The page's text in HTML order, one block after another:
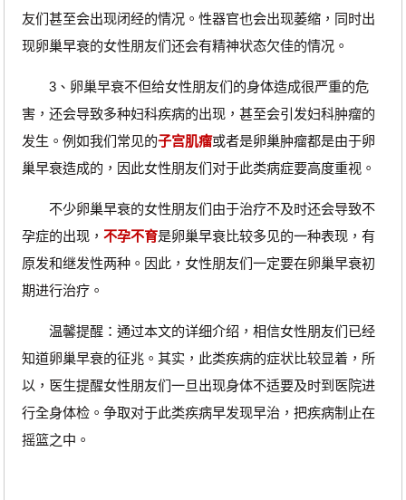
友们甚至会出现闭经的情况。性器官也会出现萎缩，同时出
现卵巢早衰的女性朋友们还会有精神状态欠佳的情况。
3、卵巢早衰不但给女性朋友们的身体造成很严重的危
害，还会导致多种妇科疾病的出现，甚至会引发妇科肿瘤的
发生。例如我们常见的子宫肌瘤或者是卵巢肿瘤都是由于卵
巢早衰造成的，因此女性朋友们对于此类病症要高度重视。
不少卵巢早衰的女性朋友们由于治疗不及时还会导致不
孕症的出现， 不孕不育是卵巢早衰比较多见的一种表现，有
原发和继发性两种。因此，女性朋友们一定要在卵巢早衰初
期进行治疗。
温馨提醒：通过本文的详细介绍，相信女性朋友们已经
知道卵巢早衰的征兆。其实，此类疾病的症状比较显着，所
以，医生提醒女性朋友们一旦出现身体不适要及时到医院进
行全身体检。争取对于此类疾病早发现早治，把疾病制止在
摇篮之中。